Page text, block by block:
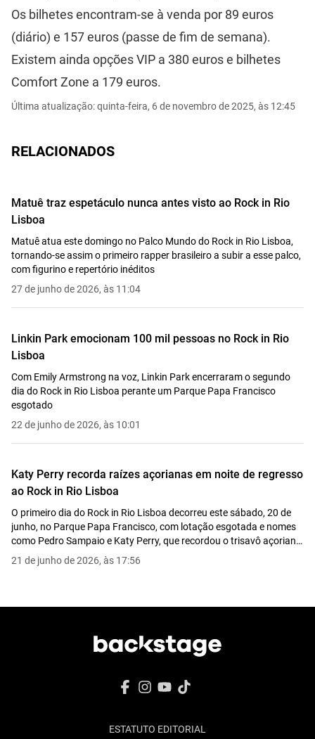
Os bilhetes encontram-se à venda por 89 euros
(diário) e 157 euros (passe de fim de semana).
Existem ainda opções VIP a 380 euros e bilhetes
Comfort Zone a 179 euros.
Última atualização: quinta-feira, 6 de novembro de 2025, às 12:45
RELACIONADOS
Matuê traz espetáculo nunca antes visto ao Rock in Rio
Lisboa
Matuê atua este domingo no Palco Mundo do Rock in Rio Lisboa,
tornando-se assim o primeiro rapper brasileiro a subir a esse palco,
com figurino e repertório inéditos
27 de junho de 2026, às 11:04
Linkin Park emocionam 100 mil pessoas no Rock in Rio
Lisboa
Com Emily Armstrong na voz, Linkin Park encerraram o segundo
dia do Rock in Rio Lisboa perante um Parque Papa Francisco
esgotado
22 de junho de 2026, às 10:01
Katy Perry recorda raízes açorianas em noite de regresso
ao Rock in Rio Lisboa
O primeiro dia do Rock in Rio Lisboa decorreu este sábado, 20 de
junho, no Parque Papa Francisco, com lotação esgotada e nomes
como Pedro Sampaio e Katy Perry, que recordou o trisavô açoriano
e ergueu a bandeira portuguesa antes de fechar a noite com
"Firework"
21 de junho de 2026, às 17:56
ESTATUTO EDITORIAL